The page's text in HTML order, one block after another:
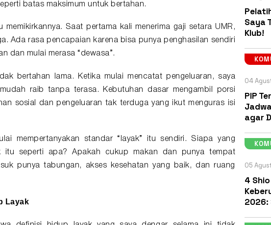
batas maksimum untuk bertahan.
memikirkannya. Saat pertama kali menerima gaji
setara UMR,
Ada rasa pencapaian karena bisa punya penghasilan sendiri
dan mulai merasa “dewasa”.
bertahan lama. Ketika mulai mencatat pengeluaran, saya
raib tanpa terasa. Kebutuhan dasar mengambil porsi
sosial dan pengeluaran tak terduga yang ikut menguras isi
mempertanyakan standar “layak” itu sendiri. Siapa yang
itu seperti apa? Apakah cukup makan dan punya tempat
punya tabungan, akses kesehatan yang baik, dan ruang
Layak
Saya
Klub!
04
PIP
agar
05
4
2026: